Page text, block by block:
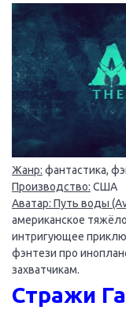
Жанр: фантастика,
Производство: США
Аватар: Путь воды
американское
интригующее
фэнтези про
захватчикам.
Стражи